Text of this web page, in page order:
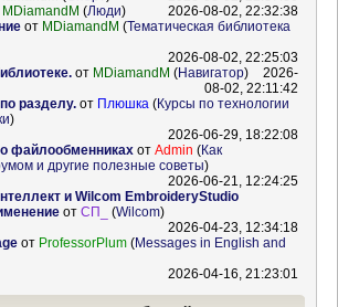
MDiamandM (Люди)
2026-08-02, 22:32:38
от MDiamandM (Тематическая библиотека
2026-08-02, 22:25:03
от MDiamandM (Навигатор)
2026-
08-02, 22:11:42
разделу.от Плюшка (Курсы по технологии
)
2026-06-29, 18:22:08
файлообменникахот Admin (Как
и другие полезные советы)
2026-06-21, 12:24:25
и Wilcom EmbroideryStudio
от СП_ (Wilcom)
2026-04-23, 12:34:18
от ProfessorPlum(Messages in English and
2026-04-16, 21:23:01